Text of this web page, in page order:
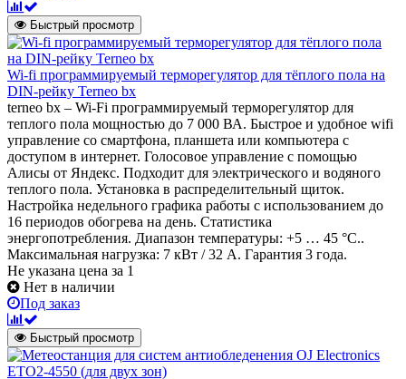
Быстрый просмотр
Wi-fi программируемый терморегулятор для тёплого пола на
DIN-рейку Terneo bx
terneo bx – Wi-Fi программируемый терморегулятор для
теплого пола мощностью до 7 000 ВА. Быстрое и удобное wifi
управление со смартфона, планшета или компьютера с
доступом в интернет. Голосовое управление с помощью
Алисы от Яндекс. Подходит для электрического и водяного
теплого пола. Установка в распределительный щиток.
Настройка недельного графика работы с использованием до
16 периодов обогрева на день. Статистика
энергопотребления. Диапазон температуры: +5 … 45 °С..
Максимальная нагрузка: 7 кВт / 32 А. Гарантия 3 года.
Не указана цена за 1
Нет в наличии
Под заказ
Быстрый просмотр